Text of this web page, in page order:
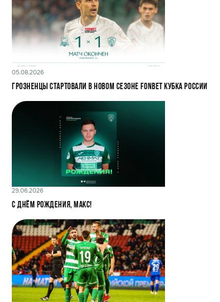
05.08.2026
Грозненцы стартовали в новом сезоне FONBET Кубка России
29.06.2026
С днём рождения, Макс!